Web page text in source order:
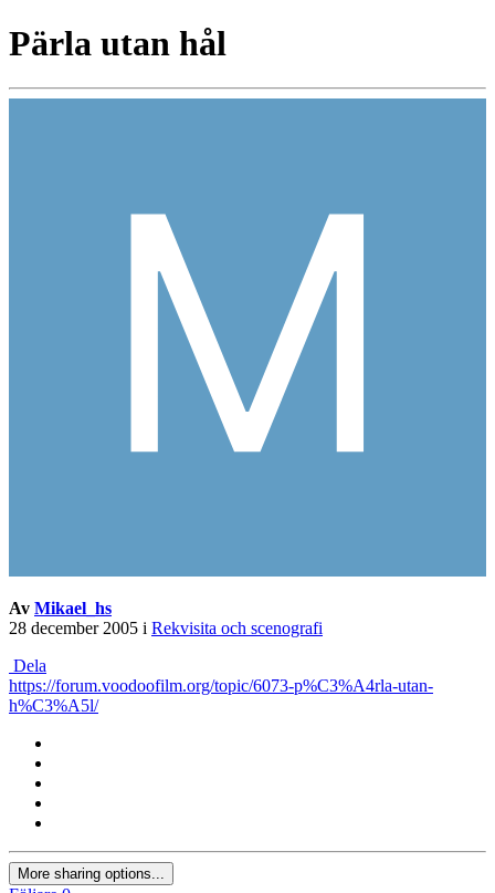
Pärla utan hål
Av Mikael_hs
28 december 2005 i Rekvisita och scenografi
Dela
https://forum.voodoofilm.org/topic/6073-p%C3%A4rla-utan-
h%C3%A5l/
More sharing options...